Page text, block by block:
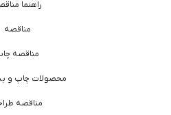
راهنما
مناقصه
مناقصه
محصولات چاپ و
مناقصه